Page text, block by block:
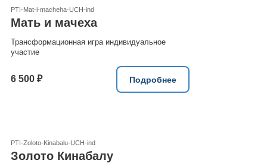
PTI-Mat-i-macheha-UCH-ind
Мать и мачеха
Трансформационная игра индивидуальное
участие
6 500 ₽ Подробнее
PTI-Zoloto-Kinabalu-UCH-ind
Золото Кинабалу